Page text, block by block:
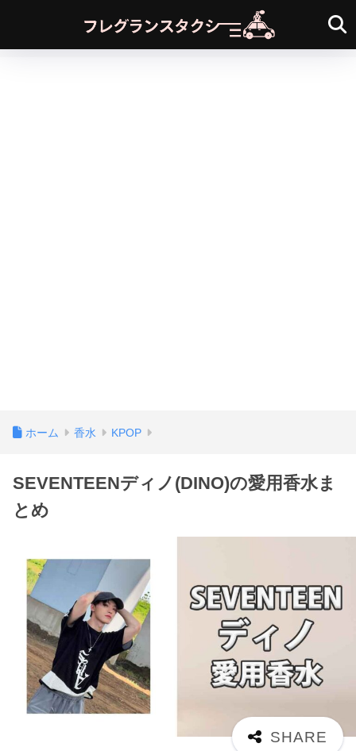
ホーム 香水 KPOP
SEVENTEENディノ(DINO)の愛用香水ま
とめ